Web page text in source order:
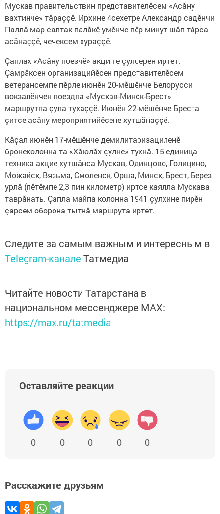
Мускав правительствин представителӗсем «Асăну
вахтинче» тăраççӗ. Ирхине 4сехетре Александр садӗнчи
Паллă мар салтак палăкӗ умӗнче пӗр минут шăп тăрса
асăнаççӗ, чечексем хураççӗ.
Çаплах «Асăну поезчӗ» акци те çулсерен иртет.
Çамрăксен организацийӗсен представителӗсем
ветерансемпе пӗрле июнӗн 20-мӗшӗнче Белорусси
вокзалӗнчен поездпа «Мускав-Минск-Брест»
маршрутпа çула тухаççӗ. Июнӗн 22-мӗшӗнче Бреста
çитсе асăну мероприятийӗсене хутшăнаççӗ.
Кăçал июнӗн 17-мӗшӗнче демилитаризациленӗ
бронеколонна та «Хăюлăх çулне» тухнă. 15 единица
техника акцие хутшăнса Мускав, Одинцово, Голицино,
Можайск, Вязьма, Смоленск, Орша, Минск, Брест, Берез
урлă (пӗтӗмпе 2,3 пин километр) иртсе каялла Мускава
таврăнать. Çапла майпа колонна 1941 çулхине пирӗн
çарсем оборона тытнă маршрута иртет.
Следите за самым важным и интересным в
Telegram-канале Татмедиа
Читайте новости Татарстана в
национальном мессенджере MАХ:
https://max.ru/tatmedia
Оставляйте реакции
0 0 0 0 0
Расскажите друзьям